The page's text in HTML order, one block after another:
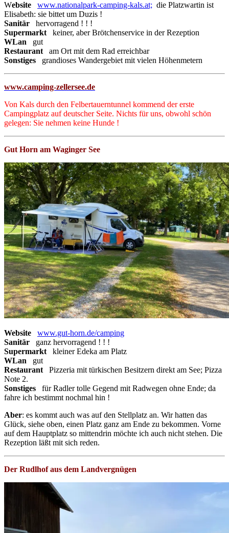
Website www.nationalpark-camping-kals.at; die Platzwartin ist
Elisabeth: sie bittet um Duzis !
Sanitär
hervorragend ! ! !
Supermarkt
keiner, aber Brötchenservice in der Rezeption
WLan
gut
Restaurant
am Ort mit dem Rad erreichbar
Sonstiges
grandioses Wandergebiet mit vielen Höhenmetern
www.camping-zellersee.de
Von Kals durch den Felbertauerntunnel kommend der erste
Campingplatz auf deutscher Seite. Nichts für uns, obwohl schön
gelegen: Sie nehmen keine Hunde !
Gut Horn am Waginger See
Website www.gut-horn.de/camping
Sanitär
ganz hervorragend ! ! !
Supermarkt
kleiner Edeka am Platz
WLan
gut
Restaurant
Pizzeria mit türkischen Besitzern direkt am See; Pizza
Note 2.
Sonstiges
für Radler tolle Gegend mit Radwegen ohne Ende; da
fahre ich bestimmt nochmal hin !
Aber: es kommt auch was auf den Stellplatz an. Wir hatten das
Glück, siehe oben, einen Platz ganz am Ende zu bekommen. Vorne
auf dem Hauptplatz so mittendrin möchte ich auch nicht stehen. Die
Rezeption läßt mit sich reden.
Der Rudlhof aus dem Landvergnügen